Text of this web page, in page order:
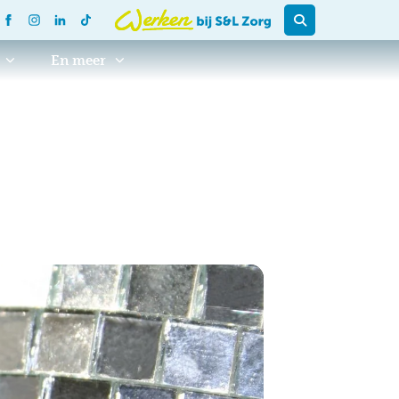
En meer